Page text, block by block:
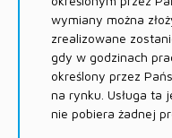
pozostałych
przekaz
granicznej
nawet w 2h.
wymiany można
zrealizowane
gdy w godzinach
określony przez
na rynku. Usługa ta
nie pobiera żadnej